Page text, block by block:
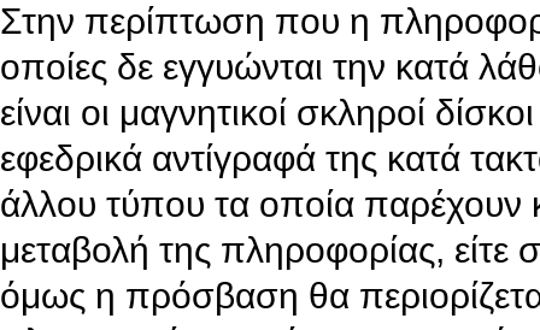
Στην περίπτωση που η
οποίες δε εγγυώνται την κατά
είναι οι μαγνητικοί σκληροί
εφεδρικά αντίγραφά της κατά
άλλου τύπου τα οποία
μεταβολή της πληροφορίας, είτε
όμως η πρόσβαση θα